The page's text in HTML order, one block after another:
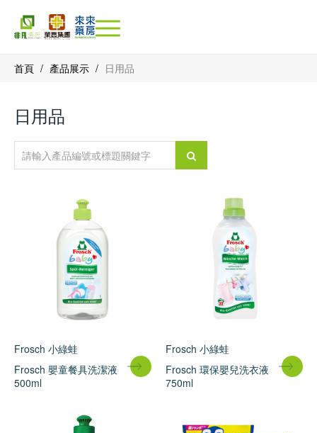
首頁 / 產品展示 / 日用品
日用品
Frosch 小綠蛙
Frosch 嬰童餐具洗潔液
500ml
Frosch 小綠蛙
Frosch 環保嬰兒洗衣液
750ml